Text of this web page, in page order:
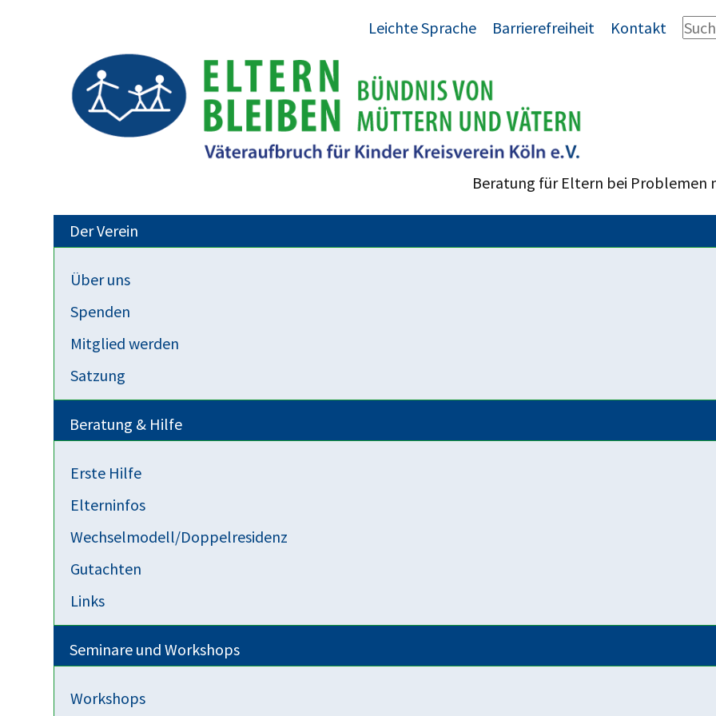
Leichte Sprache Barrierefreiheit Kontakt
Beratung für Eltern bei Problemen
Der Verein
Über uns
Spenden
Mitglied werden
Satzung
Beratung & Hilfe
Erste Hilfe
Elterninfos
Wechselmodell/Doppelresidenz
Gutachten
Links
Seminare und Workshops
Workshops
Aktivitäten
Familienkongress Hannover: Trennungsfamilien kompetent
begleiten
iCal-Datei speichern
An Google Kalender senden
An Yahoo Kalender senden
Send to Outlook Live